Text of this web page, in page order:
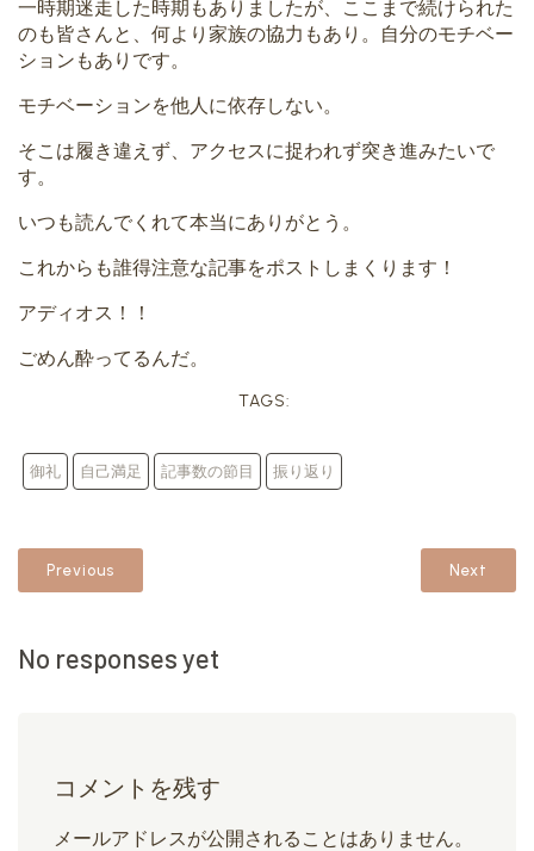
一時期迷走した時期もありましたが、ここまで続けられた
のも皆さんと、何より家族の協力もあり。自分のモチベー
ションもありです。
モチベーションを他人に依存しない。
そこは履き違えず、アクセスに捉われず突き進みたいで
す。
いつも読んでくれて本当にありがとう。
これからも誰得注意な記事をポストしまくります！
アディオス！！
ごめん酔ってるんだ。
TAGS:
御礼 自己満足 記事数の節目 振り返り
Previous Next
No responses yet
コメントを残す
メールアドレスが公開されることはありません。